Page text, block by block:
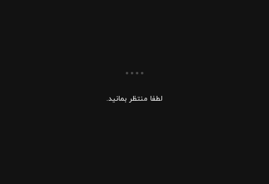
لطفا منتظر بمانید.